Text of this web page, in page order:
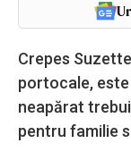
Crepes
portocale,
neapărat
pentru familie